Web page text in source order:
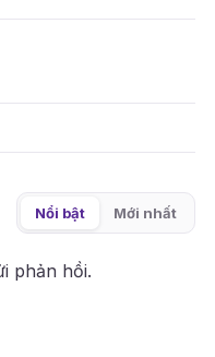
Nổi bật Mới nhất
phản hồi.